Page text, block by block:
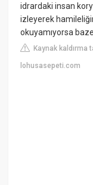
idrardaki insan
izleyerek
okuyamıyorsa
Kaynak kaldırma
lohusasepeti.com